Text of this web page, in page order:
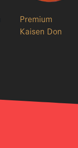
Premium
Kaisen Don